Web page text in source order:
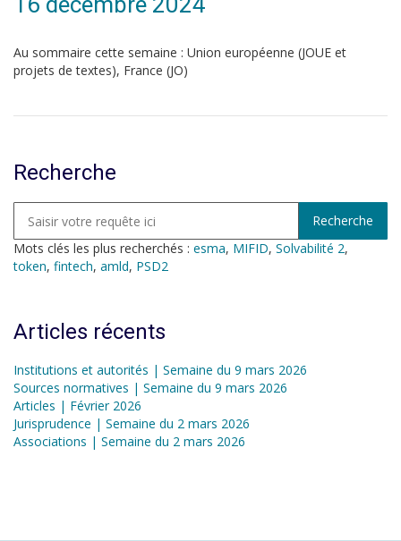
Au sommaire cette semaine : Union européenne (JOUE et
projets de textes), France (JO)
Recherche
Mots clés les plus recherchés : esma, MIFID, Solvabilité 2,
token, fintech, amld, PSD2
Articles récents
Institutions et autorités | Semaine du 9 mars 2026
Sources normatives | Semaine du 9 mars 2026
Articles | Février 2026
Jurisprudence | Semaine du 2 mars 2026
Associations | Semaine du 2 mars 2026